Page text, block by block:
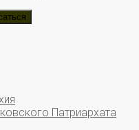
Патриархата